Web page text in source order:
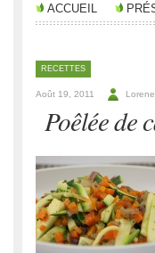
ACCUEIL
RECETTES
Août 19, 2011 Lorene
Poêlée de